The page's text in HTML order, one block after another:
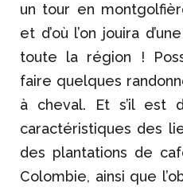
un tour en
et d’où l’on jouira
toute la région !
faire quelques
à cheval. Et s’il est
caractéristiques des
des plantations de
Colombie, ainsi que